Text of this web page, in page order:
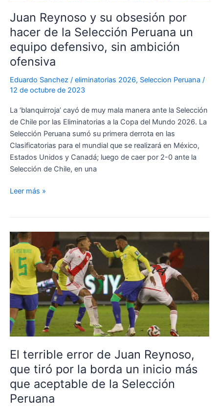
jóvenes
promesas
nacionales
Juan Reynoso y su obsesión por
hacer de la Selección Peruana un
equipo defensivo, sin ambición
ofensiva
Eduardo Sanchez / eliminatorias 2026, Seleccion Peruana /
12 de octubre de 2023
La ‘blanquirroja’ cayó de muy mala manera ante la Selección
de Chile por las Eliminatorias a la Copa del Mundo 2026. La
Selección Peruana sumó su primera derrota en las
Clasificatorias para el mundial que se realizará en México,
Estados Unidos y Canadá; luego de caer por 2-0 ante la
Selección de Chile, en una
Juan
obsesión
por
hacer
de
la
Selección
Peruana
un
equipo
sin
ambición
Leer más »
El terrible error de Juan Reynoso,
que tiró por la borda un inicio más
que aceptable de la Selección
Peruana